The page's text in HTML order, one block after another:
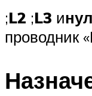
;L2 ;L3 и
проводник «